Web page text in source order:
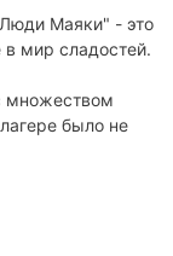
Маяки" - это
мир сладостей.
множеством
было не
в